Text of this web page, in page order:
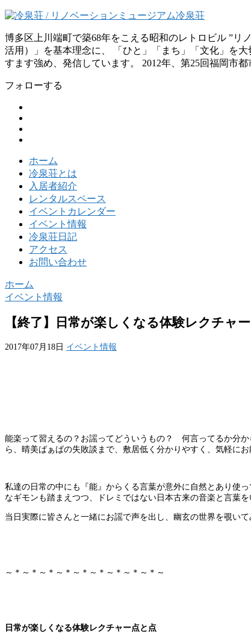
博多区上川端町で築68年をこえる昭和のレトロビル ”リ
活用）」を基本理念に、 「ひと」「まち」「文化」を
すます強め、発信しています。 2012年、第25回福岡市
フォローする
ホーム
冷泉荘とは
入居者紹介
レンタルスペース
イベントカレンダー
イベント情報
冷泉荘日記
アクセス
お問い合わせ
ホーム
イベント情報
【終了】日常が楽しくなる体験レクチャ
2017年07月18日 イベント情報
能楽って習えるの？お謡ってどういうもの？ 何言ってるか分
ら、晴美ばぁばの失敗談まで、敷居低く分かりやすく、気軽にお
私達の日常の中にも『能』からくる言葉が意外に自然とあ り使
なギモンも踏まえつつ、ドレミではない日本古来の音楽 と言葉を
当日実際に皆さんと一緒にお謡で声を出し、幽玄の世界を覗い
～＊～＊～＊～＊～＊～＊～＊～＊～＊～
日常が楽しくなる体験レクチャー点と点